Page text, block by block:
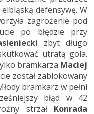
defensywę. W
zagrożenie pod
po błędzie przy
zbyt długo
utratą gola.
bramkarza Maciej
został zablokowany
bramkarz w pełni
błąd w 42
strzał Konrada